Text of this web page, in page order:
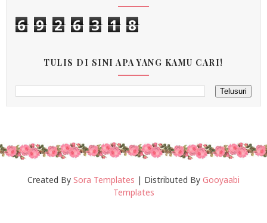
6 9 2 6 3 1 8
TULIS DI SINI APA YANG KAMU CARI!
Created By Sora Templates | Distributed By Gooyaabi
Templates